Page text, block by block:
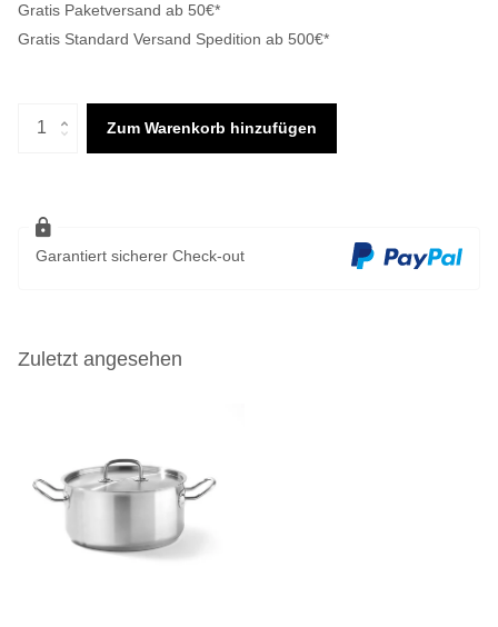
Gratis Paketversand ab 50€*
Gratis Standard Versand Spedition ab 500€*
Zum Warenkorb hinzufügen
Garantiert sicherer Check-out
Zuletzt angesehen